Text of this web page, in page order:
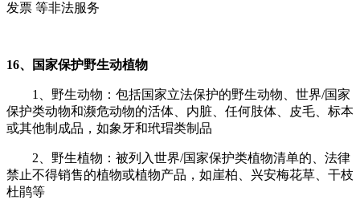
发票 等非法服务
16、国家保护野生动植物
1、野生动物：包括国家立法保护的野生动物、世界/国家
保护类动物和濒危动物的活体、内脏、任何肢体、皮毛、标本
或其他制成品，如象牙和玳瑁类制品
2、野生植物：被列入世界/国家保护类植物清单的、法律
禁止不得销售的植物或植物产品，如崖柏、兴安梅花草、干枝
杜鹃等